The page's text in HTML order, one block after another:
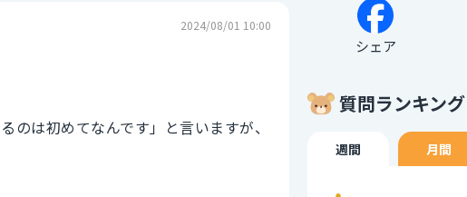
2024/08/01 10:00
は初めてなんです」と言いますが、
シェア
質問ランキング
週間 月間